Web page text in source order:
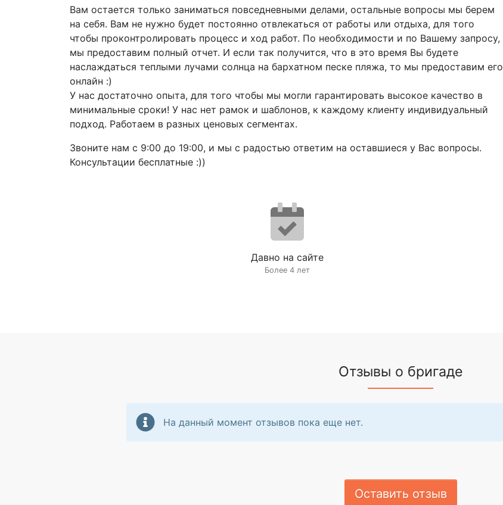
Вам остается только заниматься повседневными делами, остальные вопросы мы берем
на себя. Вам не нужно будет постоянно отвлекаться от работы или отдыха, для того
чтобы проконтролировать процесс и ход работ. По необходимости и по Вашему запросу,
мы предоставим полный отчет. И если так получится, что в это время Вы будете
наслаждаться теплыми лучами солнца на бархатном песке пляжа, то мы предоставим его
онлайн :)
У нас достаточно опыта, для того чтобы мы могли гарантировать высокое качество в
минимальные сроки! У нас нет рамок и шаблонов, к каждому клиенту индивидуальный
подход. Работаем в разных ценовых сегментах.
Звоните нам с 9:00 до 19:00, и мы с радостью ответим на оставшиеся у Вас вопросы.
Консультации бесплатные :))
Давно на сайте
Более 4 лет
Отзывы о бригаде
На данный момент отзывов пока еще нет.
Оставить отзыв